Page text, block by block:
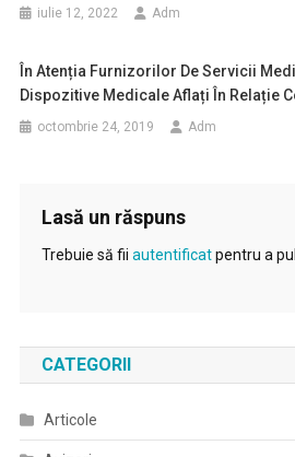
iulie 12, 2022 Adm
În Atenția Furnizorilor De Servicii
Dispozitive Medicale Aflați În Relație
octombrie 24, 2019 Adm
Lasă un răspuns
Trebuie să fii autentificatpentru a
CATEGORII
Articole